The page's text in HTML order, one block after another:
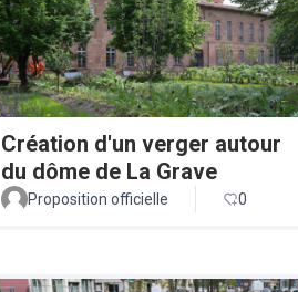
Création d'un verger autour
du dôme de La Grave
Proposition officielle 0